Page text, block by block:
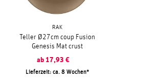
RAK
Teller Ø27cm coup Fusion
Genesis Mat crust
ab 17,93 €
Lieferzeit: ca. 8 Wochen